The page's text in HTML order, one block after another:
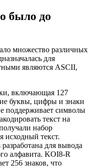
было до
множество различных
для
являются ASCII,
включающая 127
буквы, цифры и знаки
поддерживает символы
текст на
набор
исходный текст.
для вывода
алфавита. KOI8-R
256 знаков, что